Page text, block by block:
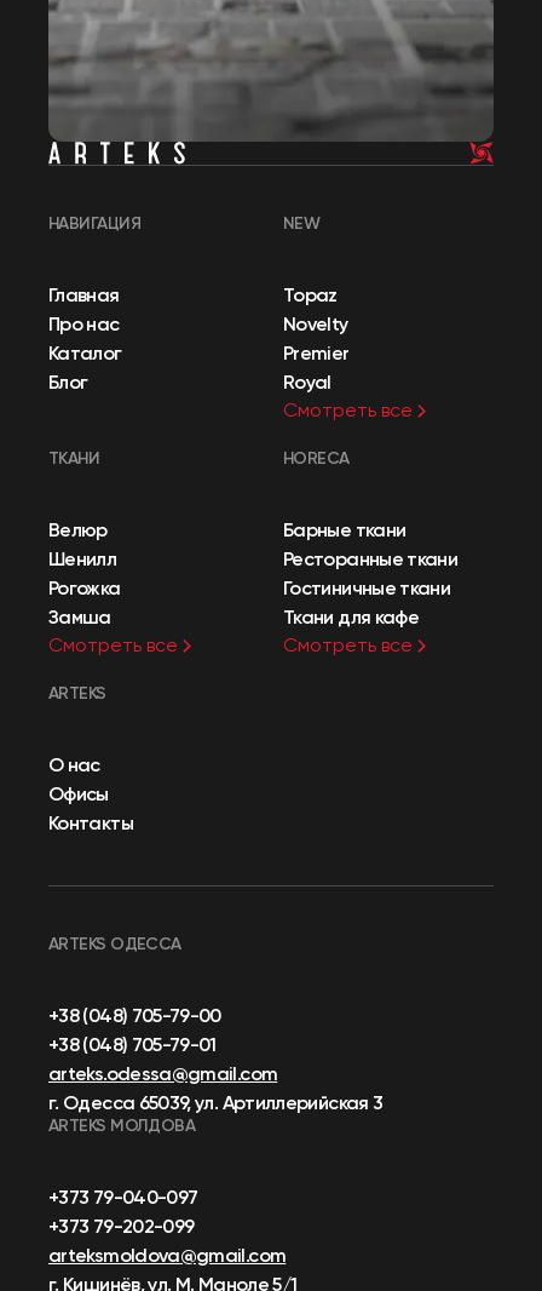
НАВИГАЦИЯ
Главная
Про нас
Каталог
Блог
NEW
Topaz
Novelty
Premier
Royal
Смотреть все
ТКАНИ
Велюр
Шенилл
Рогожка
Замша
Смотреть все
HORECA
Барные ткани
Ресторанные ткани
Гостиничные ткани
Ткани для кафе
Смотреть все
ARTEKS
О нас
Офисы
Контакты
ARTEKS ОДЕССА
+38 (048) 705-79-00
+38 (048) 705-79-01
arteks.odessa@gmail.com
г. Одесса 65039, ул. Артиллерийская 3
ARTEKS МОЛДОВА
+373 79-040-097
+373 79-202-099
arteksmoldova@gmail.com
г. Кишинёв, ул. М. Маноле 5/1